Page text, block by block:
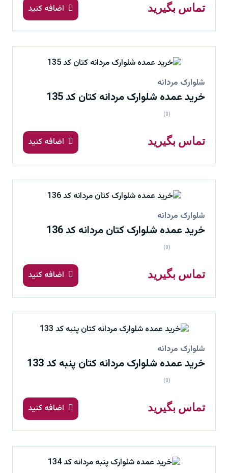
تماس بگیرید اضافه کنید
شلوارک مردانه
خرید عمده شلوارک مردانه کتان کد 135
(0)
تماس بگیرید اضافه کنید
شلوارک مردانه
خرید عمده شلوارک کتان مردانه کد 136
(0)
تماس بگیرید اضافه کنید
شلوارک مردانه
خرید عمده شلوارک مردانه کتان پنبه کد 133
(0)
تماس بگیرید اضافه کنید